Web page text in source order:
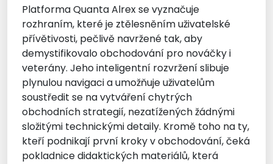
Platforma Quanta Alrex se vyznačuje
rozhraním, které je ztělesněním uživatelské
přívětivosti, pečlivě navržené tak, aby
demystifikovalo obchodování pro nováčky i
veterány. Jeho inteligentní rozvržení slibuje
plynulou navigaci a umožňuje uživatelům
soustředit se na vytváření chytrých
obchodních strategií, nezatížených žádnými
složitými technickými detaily. Kromě toho na ty,
kteří podnikají první kroky v obchodování, čeká
pokladnice didaktických materiálů, která